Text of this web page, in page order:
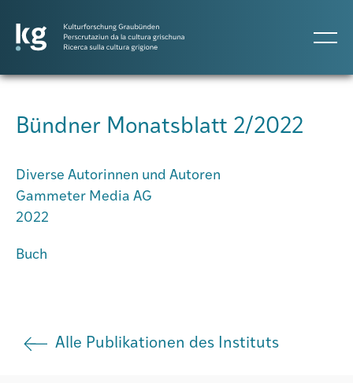
Projekte
Bündner Monatsblatt 2/2022
Diverse Autorinnen und Autoren
Gammeter Media AG
2022
Buch
Alle Publikationen des Instituts